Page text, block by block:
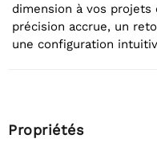
dimension à vos projets
précision accrue, un
une configuration
Propriétés